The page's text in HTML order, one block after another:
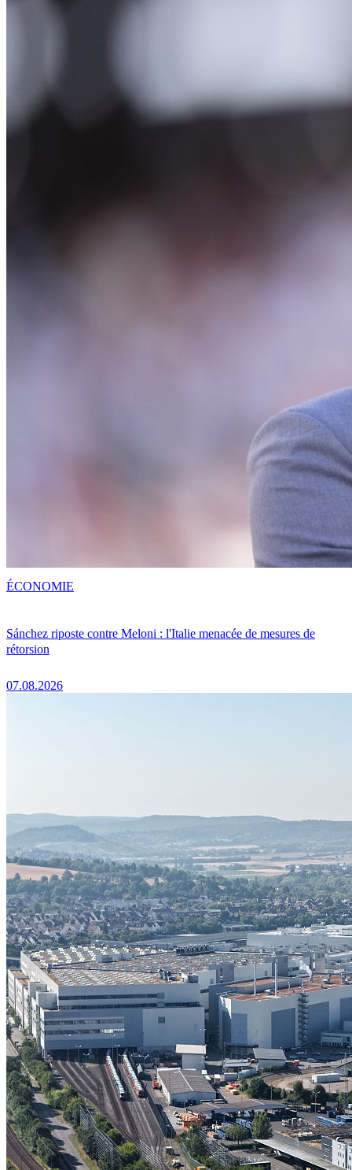
Sánchez riposte contre Meloni : l'Italie menacée de mesures de
rétorsion
07.08.2026
ÉCONOMIE